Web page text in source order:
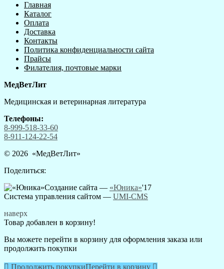
Главная
Каталог
Оплата
Доставка
Контакты
Политика конфиденциальности сайта
Прайсы
Филателия, почтовые марки
МедВетЛит
Медицинская и ветеринарная литература
Телефоны:
8-999-518-33-60
8-911-124-22-54
© 2026 «МедВетЛит»
Поделиться:
Создание сайта — «Юника»'17
Система управления сайтом — UMI-CMS
наверх
Товар добавлен в корзину!
Вы можете перейти в корзину для оформления заказа или
продолжить покупки
 Продолжить покупкиПерейти в корзину 